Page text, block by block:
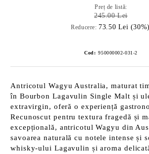
Preț de listă:
245.00 Lei
Reducere: 73.50 Lei (30%)
Cod: 950000002-031-2
Antricotul Wagyu Australia, maturat
în Bourbon Lagavulin Single Malt și
extravirgin, oferă o experiență
Recunoscut pentru textura fragedă și
excepțională, antricotul Wagyu din
savoarea naturală cu notele intense și
whisky-ului Lagavulin și aroma